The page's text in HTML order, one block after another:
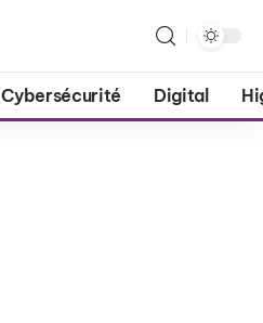
Cybersécurité Digital